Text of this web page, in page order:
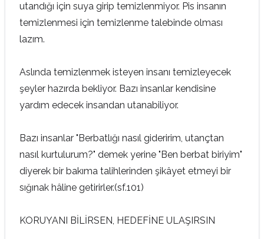
utandığı için suya girip temizlenmiyor. Pis insanın
temizlenmesi için temizlenme talebinde olması
lazım.
Aslında temizlenmek isteyen insanı temizleyecek
şeyler hazırda bekliyor. Bazı insanlar kendisine
yardım edecek insandan utanabiliyor.
Bazı insanlar "Berbatlığı nasıl gideririm, utançtan
nasıl kurtulurum?" demek yerine "Ben berbat biriyim"
diyerek bir bakıma talihlerinden şikâyet etmeyi bir
sığınak hâline getirirler.(sf.101)
KORUYANI BİLİRSEN, HEDEFİNE ULAŞIRSIN